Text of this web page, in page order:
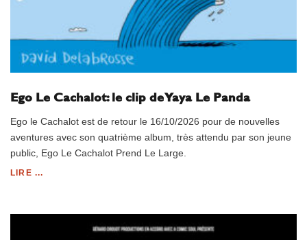
Ego Le Cachalot: le clip de Yaya Le Panda
Ego le Cachalot est de retour le 16/10/2026 pour de nouvelles
aventures avec son quatrième album, très attendu par son jeune
public, Ego Le Cachalot Prend Le Large.
LIRE ...